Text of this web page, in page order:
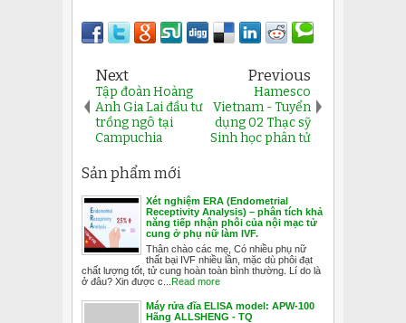
Next
Tập đoàn Hoàng
Anh Gia Lai đầu tư
trồng ngô tại
Campuchia
Previous
Hamesco
Vietnam - Tuyển
dụng 02 Thạc sỹ
Sinh học phân tử
Sản phẩm mới
Xét nghiệm ERA (Endometrial
Receptivity Analysis) – phân tích khả
năng tiếp nhận phôi của nội mạc tử
cung ở phụ nữ làm IVF.
Thân chào các mẹ, Có nhiều phụ nữ
thất bại IVF nhiều lần, mặc dù phôi đạt
chất lượng tốt, tử cung hoàn toàn bình thường. Lí do là
ở đâu? Xin được c...
Read more
Máy rửa đĩa ELISA model: APW-100
Hãng ALLSHENG - TQ